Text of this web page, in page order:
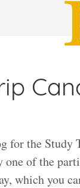
for the Study
one of the
which you